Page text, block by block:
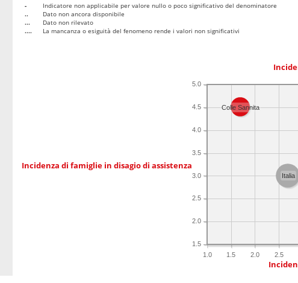
-
Indicatore non applicabile per valore nullo o poco significativo del denominatore
..
Dato non ancora disponibile
...
Dato non rilevato
....
La mancanza o esiguità del fenomeno rende i valori non significativi
Incidenza di famiglie in disagio di assistenza
1.0 1.5 2.0 2.5
1.5
2.0
2.5
3.0
3.5
4.0
4.5
5.0
Italia
Colle Sannita